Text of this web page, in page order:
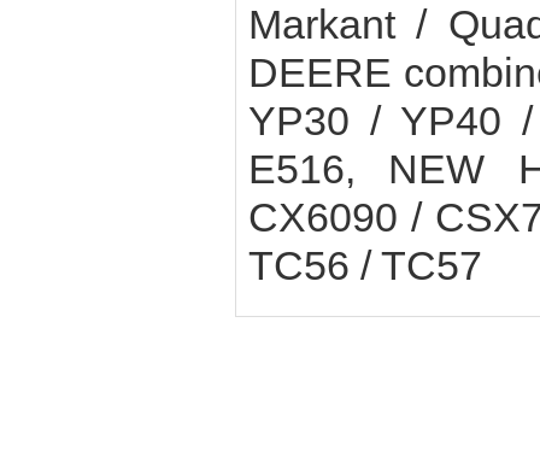
Markant /
DEERE
YP30 / YP40
E516, NEW
CX6090 /
TC56 / TC57